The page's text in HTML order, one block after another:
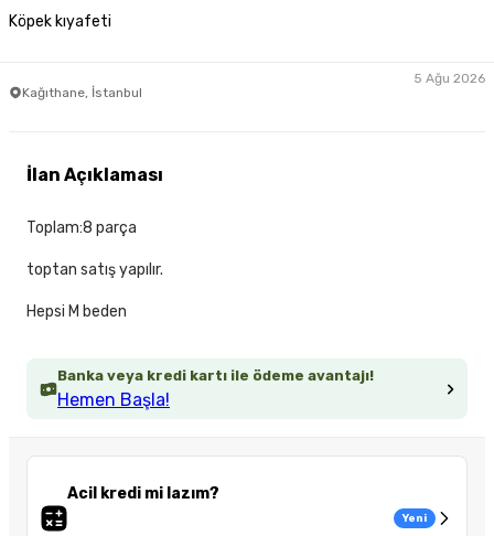
Köpek kıyafeti
Kağıthane, İstanbul
5 Ağu 2026
Banka veya kredi kartı ile ödeme avantajı!
Hemen Başla!
Acil kredi mi lazım?
Yeni
İlan Açıklaması
Toplam:8 parça
toptan satış yapılır.
Hepsi M beden